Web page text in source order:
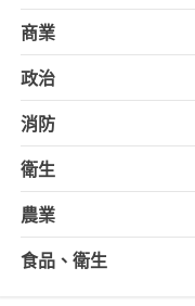
商業
政治
消防
衛生
農業
食品、衛生